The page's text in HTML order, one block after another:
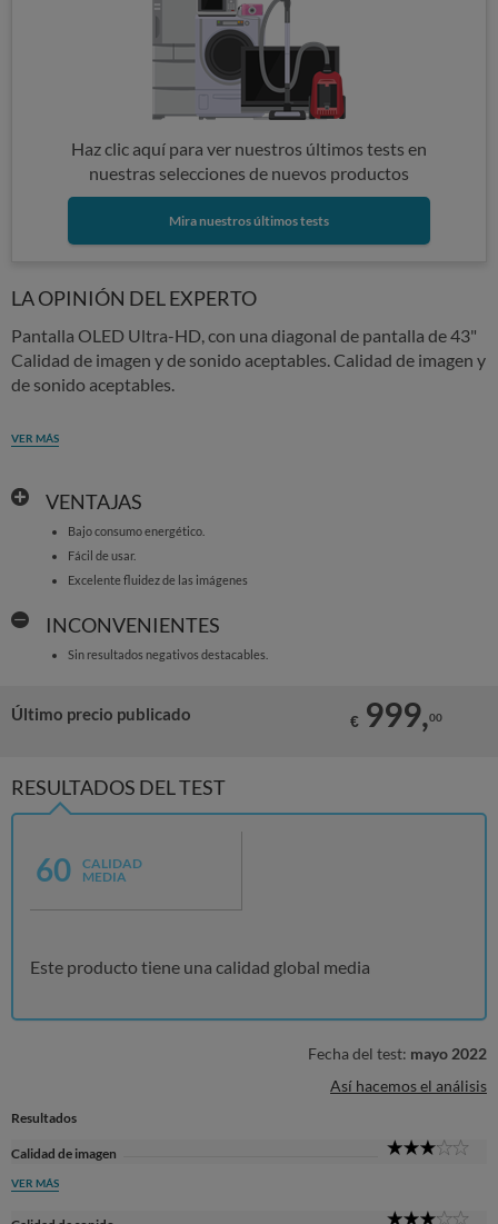
Haz clic aquí para ver nuestros últimos tests en
nuestras selecciones de nuevos productos
Mira nuestros últimos tests
LA OPINIÓN DEL EXPERTO
Pantalla OLED Ultra-HD, con una diagonal de pantalla de 43"
Calidad de imagen y de sonido aceptables. Calidad de imagen y
de sonido aceptables.
VER MÁS
VENTAJAS
Bajo consumo energético.
Fácil de usar.
Excelente fluidez de las imágenes
INCONVENIENTES
Sin resultados negativos destacables.
Último precio publicado € 999,00
RESULTADOS DEL TEST
60
CALIDAD
MEDIA
Este producto tiene una calidad global media
Fecha del test: mayo 2022
Así hacemos el análisis
Resultados
Calidad de imagen
VER MÁS